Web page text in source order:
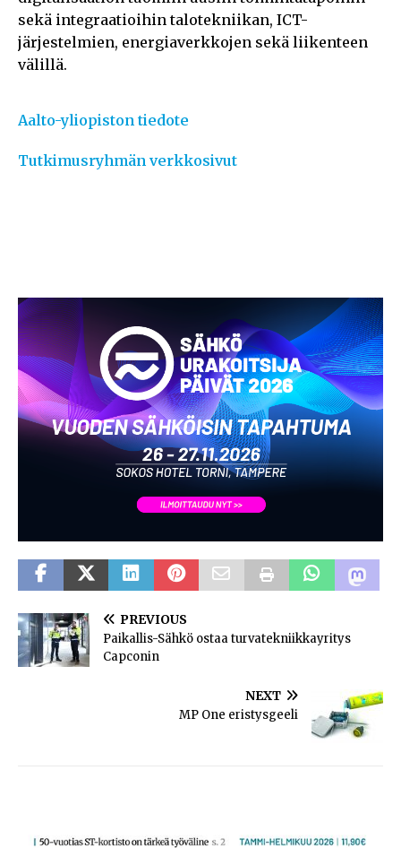
sekä integraatioihin talotekniikan, ICT-
järjestelmien, energiaverkkojen sekä liikenteen
välillä.
Aalto-yliopiston tiedote
Tutkimusryhmän verkkosivut
PREVIOUS
Paikallis-Sähkö ostaa turvatekniikkayritys
Capconin
NEXT
MP One eristysgeeli